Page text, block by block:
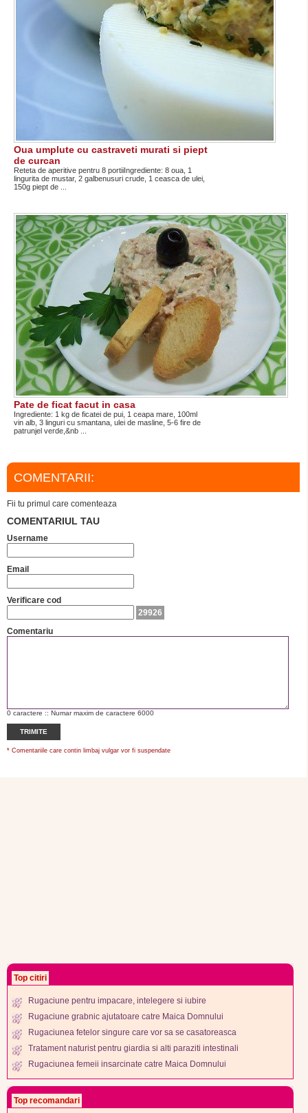
Oua umplute cu castraveti murati si piept
de curcan
Reteta de aperitive pentru 8 portiiIngrediente: 8 oua, 1
lingurita de mustar, 2 galbenusuri crude, 1 ceasca de ulei,
150g piept de ...
Pate de ficat facut in casa
Ingrediente: 1 kg de ficatei de pui, 1 ceapa mare, 100ml
vin alb, 3 linguri cu smantana, ulei de masline, 5-6 fire de
patrunjel verde,&nb ...
COMENTARII:
Fii tu primul care comenteaza
COMENTARIUL TAU
Username
Email
Verificare cod
29926
Comentariu
0 caractere :: Numar maxim de caractere 6000
TRIMITE
* Comentariile care contin limbaj vulgar vor fi suspendate
Top citiri
Rugaciune pentru impacare, intelegere si iubire
Rugaciune grabnic ajutatoare catre Maica Domnului
Rugaciunea fetelor singure care vor sa se casatoreasca
Tratament naturist pentru giardia si alti paraziti intestinali
Rugaciunea femeii insarcinate catre Maica Domnului
Top recomandari